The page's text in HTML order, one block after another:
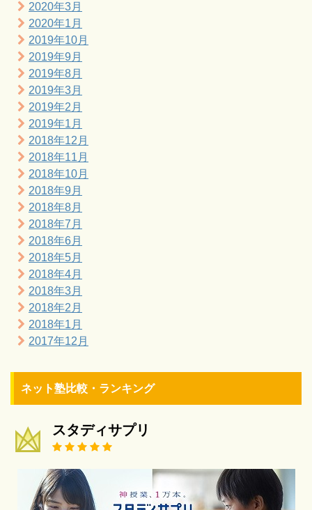
2020年3月
2020年1月
2019年10月
2019年9月
2019年8月
2019年3月
2019年2月
2019年1月
2018年12月
2018年11月
2018年10月
2018年9月
2018年8月
2018年7月
2018年6月
2018年5月
2018年4月
2018年3月
2018年2月
2018年1月
2017年12月
ネット塾比較・ランキング
スタディサプリ